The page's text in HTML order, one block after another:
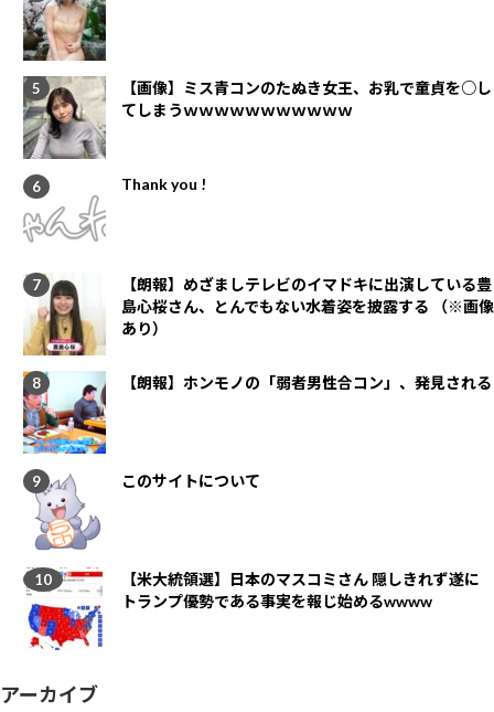
【画像】ミス青コンのたぬき女王、お乳で童貞を○し
てしまうｗｗｗｗｗｗｗｗｗｗｗ
Thank you !
【朗報】めざましテレビのイマドキに出演している豊
島心桜さん、とんでもない水着姿を披露する （※画像
あり）
【朗報】ホンモノの「弱者男性合コン」、発見される
このサイトについて
【米大統領選】日本のマスコミさん 隠しきれず遂に
トランプ優勢である事実を報じ始めるwwww
アーカイブ